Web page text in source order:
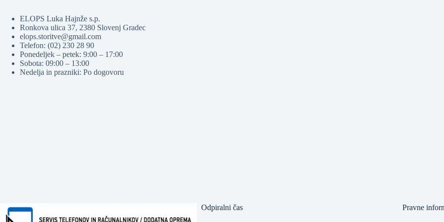
ELOPS Luka Hajnže s.p.
Ronkova ulica 37, 2380 Slovenj Gradec
elops.storitve@gmail.com
Telefon: (02) 230 28 90
Ponedeljek – petek: 9:00 – 17:00
Sobota: 09:00 – 13:00
Nedelja in prazniki: Po dogovoru
Odpiralni čas Pravne